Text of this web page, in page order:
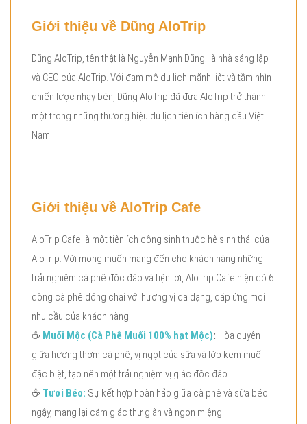
Giới thiệu về Dũng AloTrip
Dũng AloTrip, tên thật là Nguyễn Mạnh Dũng; là nhà sáng lập
và CEO của AloTrip. Với đam mê du lịch mãnh liệt và tầm nhìn
chiến lược nhạy bén, Dũng AloTrip đã đưa AloTrip trở thành
một trong những thương hiệu du lịch tiện ích hàng đầu Việt
Nam.
Giới thiệu về AloTrip Cafe
AloTrip Cafe là một tiện ích cộng sinh thuộc hệ sinh thái của
AloTrip. Với mong muốn mang đến cho khách hàng những
trải nghiệm cà phê độc đáo và tiện lợi, AloTrip Cafe hiện có 6
dòng cà phê đóng chai với hương vị đa dạng, đáp ứng mọi
nhu cầu của khách hàng:
☕ Muối Mộc (Cà Phê Muối 100% hạt Mộc): Hòa quyện
giữa hương thơm cà phê, vị ngọt của sữa và lớp kem muối
đặc biệt, tạo nên một trải nghiệm vị giác độc đáo.
☕ Tươi Béo: Sự kết hợp hoàn hảo giữa cà phê và sữa béo
ngậy, mang lại cảm giác thư giãn và ngon miệng.